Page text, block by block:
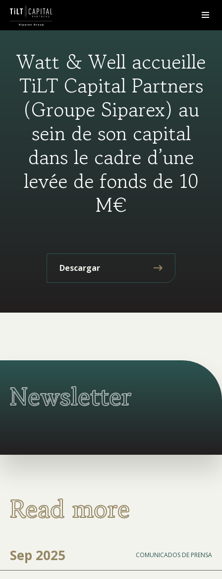
Watt & Well accueille
TiLT Capital Partners
(Groupe Siparex) au
sein de son capital
dans le cadre d’une
levée de fonds de 10
M€
Descargar
Newsletter
Read more
Sep 2025 COMUNICADOS DE PRENSA